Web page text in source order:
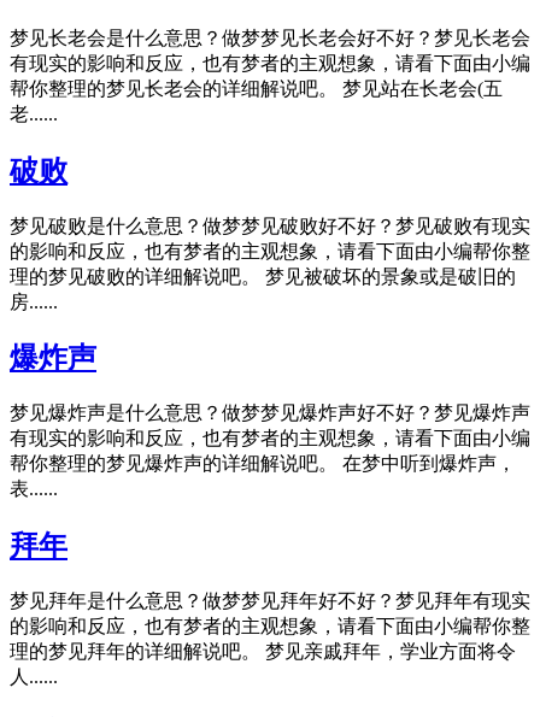
梦见长老会是什么意思？做梦梦见长老会好不好？梦见长老会
有现实的影响和反应，也有梦者的主观想象，请看下面由小编
帮你整理的梦见长老会的详细解说吧。 梦见站在长老会(五
老......
破败
梦见破败是什么意思？做梦梦见破败好不好？梦见破败有现实
的影响和反应，也有梦者的主观想象，请看下面由小编帮你整
理的梦见破败的详细解说吧。 梦见被破坏的景象或是破旧的
房......
爆炸声
梦见爆炸声是什么意思？做梦梦见爆炸声好不好？梦见爆炸声
有现实的影响和反应，也有梦者的主观想象，请看下面由小编
帮你整理的梦见爆炸声的详细解说吧。 在梦中听到爆炸声，
表......
拜年
梦见拜年是什么意思？做梦梦见拜年好不好？梦见拜年有现实
的影响和反应，也有梦者的主观想象，请看下面由小编帮你整
理的梦见拜年的详细解说吧。 梦见亲戚拜年，学业方面将令
人......